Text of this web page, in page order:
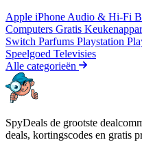
Apple iPhone Audio & Hi-Fi
Computers Gratis
Switch Parfums Playstation
Speelgoed Televisies
Alle categorieën
SpyDeals de grootste
deals, kortingscodes en gratis